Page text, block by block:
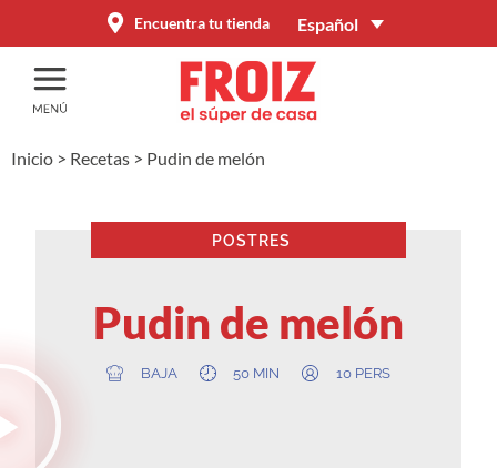
Encuentra tu tienda Español
Inicio > Recetas > Pudin de melón
POSTRES
Pudin de melón
BAJA 50 MIN 10 PERS